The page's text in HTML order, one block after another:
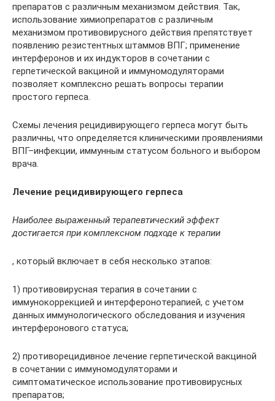
препаратов с различным механизмом действия. Так,
использование химиопрепаратов с различным
механизмом противовирусного действия препятствует
появлению резистентных штаммов ВПГ; применение
интерферонов и их индукторов в сочетании с
герпетической вакциной и иммуномодуляторами
позволяет комплексно решать вопросы терапии
простого герпеса.
Схемы лечения рецидивирующего герпеса могут быть
различны, что определяется клиническими проявлениями
ВПГ–инфекции, иммунным статусом больного и выбором
врача.
Лечение рецидивирующего герпеса
Наиболее выраженный терапевтический эффект
достигается при комплексном подходе к терапии
, который включает в себя несколько этапов:
1) противовирусная терапия в сочетании с
иммунокоррекцией и интерферонотерапией, с учетом
данных иммунологического обследования и изучения
интерферонового статуса;
2) противорецидивное лечение герпетической вакциной
в сочетании с иммуномодуляторами и
симптоматическое использование противовирусных
препаратов;